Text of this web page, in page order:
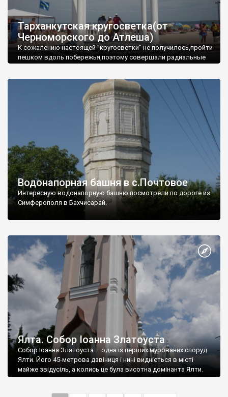
Тарханкутская кругосветка(от
Черноморского до Атлеша)
К сожалению настоящей "кругосветки" не получилось,пройти
пешком вдоль побережья,поэтому совершали радиальные
Водонапорная башня в с.Почтовое
Интересную водонапорную башню посмотрели по дороге из
Симферополя в Бахчисарай.
Ялта. Собор Іоанна Златоуста
Собор Іоанна Златоуста – одна із перших мурованих споруд
Ялти. Його 45-метрова дзвіниця і нині видніється в місті
майже звідусіль, а колись це була висотна домінанта Ялти.